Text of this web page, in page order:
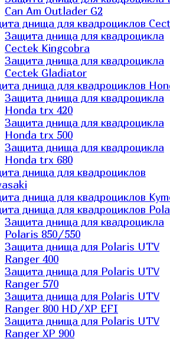
Can Аm Outlader G2
днища для квадроциклов
Защита днища для квадроцикла
Cectek Kingcobra
Защита днища для квадроцикла
Cectek Gladiator
днища для квадроциклов
Защита днища для квадроцикла
Honda trx 420
Защита днища для квадроцикла
Honda trx 500
Защита днища для квадроцикла
Honda trx 680
днища для квадроциклов
днища для квадроциклов
днища для квадроциклов
Защита днища для квадроцикла
Polaris 850/550
Защита днища для Polaris UTV
Ranger 400
Защита днища для Polaris UTV
Ranger 570
Защита днища для Polaris UTV
Ranger 800 HD/XP EFI
Защита днища для Polaris UTV
Ranger XP 900